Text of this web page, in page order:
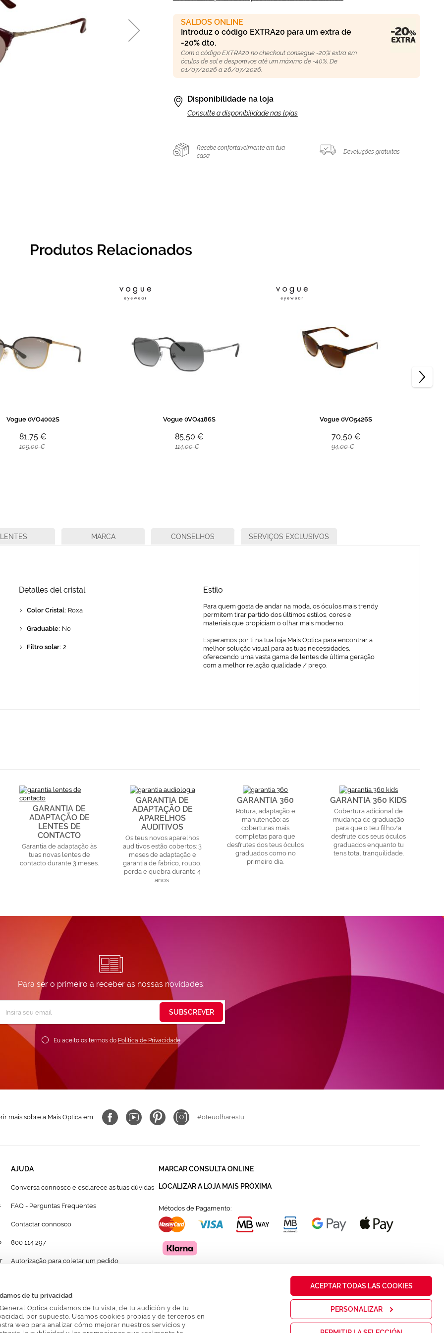
de tu privacidad
Optica cuidamos de tu vista, de tu audición y de tu
por supuesto. Usamos cookies propias y de terceros en
web para analizar cómo mejorar nuestros servicios y
ACEPTAR TODAS LAS COOKIES
PERSONALIZAR
SALDOS ONLINE
Introduz o código EXTRA20 para um extra de
-20% dto.
Com o código EXTRA20 no checkout consegue -20% extra em
óculos de sol e desportivos até um máximo de -40%. De
01/07/2026 a 26/07/2026.
Disponibilidade na loja
Consulte a disponibilidade nas lojas
Recebe confortavelmente em tua
casa
Devoluções gratuitas
Produtos Relacionados
Vogue 0VO4002S
81,75 €
109,00 €
Vogue 0VO4186S
85,50 €
114,00 €
Vogue 0VO5426S
70,50 €
94,00 €
Detalles del cristal
Color Cristal: Roxa
Graduable: No
Filtro solar: 2
Estilo
Para quem gosta de andar na moda, os óculos mais trendy
permitem tirar partido dos últimos estilos, cores e
materiais que propiciam o olhar mais moderno.
Esperamos por ti na tua loja Mais Optica para encontrar a
melhor solução visual para as tuas necessidades,
oferecendo uma vasta gama de lentes de última geração
com a melhor relação qualidade / preço.
LENTES MARCA CONSELHOS SERVIÇOS EXCLUSIVOS
GARANTIA DE
ADAPTAÇÃO DE
LENTES DE
CONTACTO
Garantia de adaptação às
tuas novas lentes de
contacto durante 3 meses.
GARANTIA DE
ADAPTAÇÃO DE
APARELHOS
AUDITIVOS
Os teus novos aparelhos
auditivos estão cobertos: 3
meses de adaptação e
garantia de fabrico, roubo,
perda e quebra durante 4
anos.
GARANTIA 360
Rotura, adaptação e
manutenção: as
coberturas mais
completas para que
desfrutes dos teus óculos
graduados como no
primeiro dia.
GARANTIA 360 KIDS
Cobertura adicional de
mudança de graduação
para que o teu filho/a
desfrute dos seus óculos
graduados enquanto tu
tens total tranquilidade.
Para ser o primeiro a receber as nossas novidades:
Newsletter:
Eu aceito os termos do Política de Privacidade
SUBSCREVER
mais sobre a Mais Optica em: #oteuolharestu
AJUDA
Conversa connosco e esclarece as tuas dúvidas
FAQ - Perguntas Frequentes
Contactar connosco
800 114 297
Autorização para coletar um pedido
MARCAR CONSULTA ONLINE
LOCALIZAR A LOJA MAIS PRÓXIMA
Métodos de Pagamento: